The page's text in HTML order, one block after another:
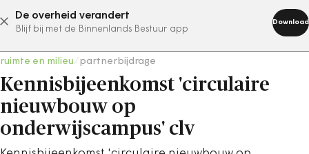
De overheid verandert
Blijf bij met de Binnenlands Bestuur app
Download
ruimte en milieu partnerbijdrage
Kennisbijeenkomst 'circulaire
nieuwbouw op
onderwijscampus' clv